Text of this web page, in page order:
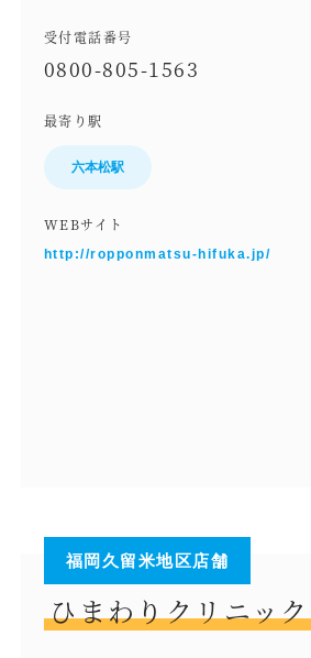
受付電話番号
0800-805-1563
最寄り駅
六本松駅
WEBサイト
http://ropponmatsu-hifuka.jp/
福岡久留米地区店舗
ひまわりクリニック